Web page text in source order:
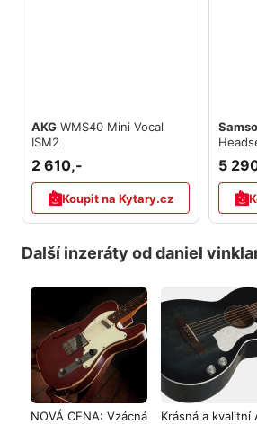
AKG WMS40 Mini Vocal
ISM2
2 610,-
Koupit na Kytary.cz
5
Další inzeráty od daniel
NOVÁ CENA: Vzácná
Krásná a kvalitní